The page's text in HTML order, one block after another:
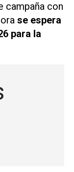
campaña con
se espera
para la